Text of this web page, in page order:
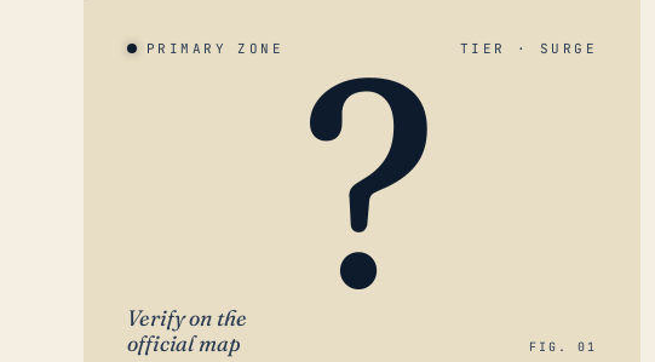
PRIMARY ZONE TIER · SURGE
?
Verify on the
official map
FIG. 01